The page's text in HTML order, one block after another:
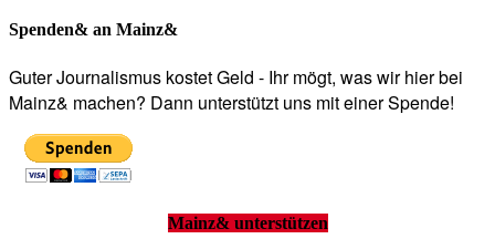
Spenden& an Mainz&
Guter Journalismus kostet Geld - Ihr mögt, was wir hier bei
Mainz& machen? Dann unterstützt uns mit einer Spende!
Mainz& unterstützen